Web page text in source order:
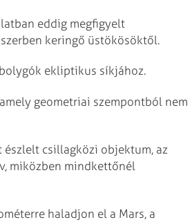
eddig megfigyelt
keringő üstökösöktől.
ekliptikus síkjához.
geometriai szempontból nem
észlelt csillagközi objektum, az
miközben mindkettőnél
haladjon el a Mars, a